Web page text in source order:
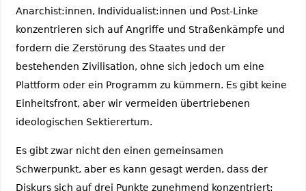
Anarchist:innen, Individualist:innen und Post-Linke
konzentrieren sich auf Angriffe und Straßenkämpfe und
fordern die Zerstörung des Staates und der
bestehenden Zivilisation, ohne sich jedoch um eine
Plattform oder ein Programm zu kümmern. Es gibt keine
Einheitsfront, aber wir vermeiden übertriebenen
ideologischen Sektierertum.
Es gibt zwar nicht den einen gemeinsamen
Schwerpunkt, aber es kann gesagt werden, dass der
Diskurs sich auf drei Punkte zunehmend konzentriert: